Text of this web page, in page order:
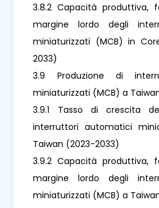
3.8.2 Capacità produttiva,
margine lordo degli
miniaturizzati (MCB) in
2033)
3.9 Produzione di
miniaturizzati (MCB) a
3.9.1 Tasso di crescita
interruttori automatici
Taiwan (2023-2033)
3.9.2 Capacità produttiva,
margine lordo degli
miniaturizzati (MCB) a